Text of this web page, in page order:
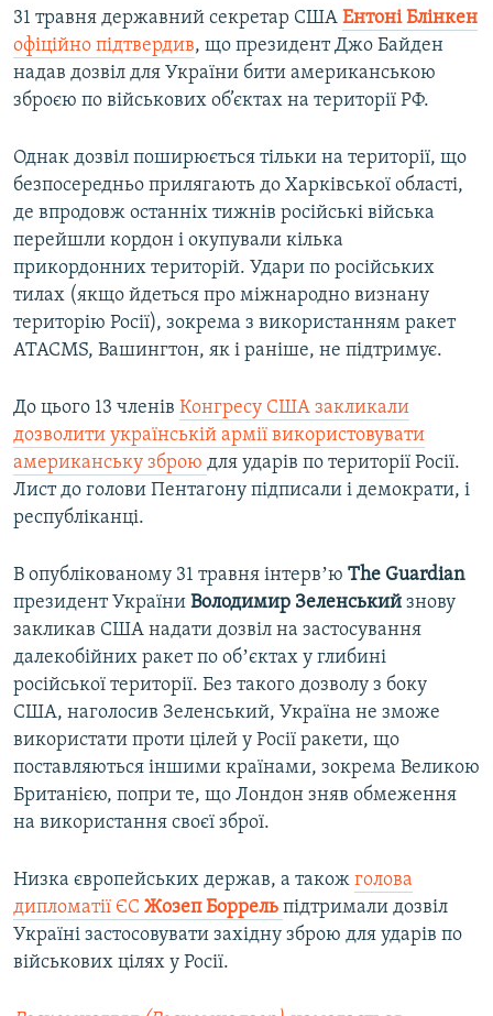
31 травня державний секретар США Ентоні Блінкен
офіційно підтвердив, що президент Джо Байден
надав дозвіл для України бити американською
зброєю по військових об’єктах на території РФ.
Однак дозвіл поширюється тільки на території, що
безпосередньо прилягають до Харківської області,
де впродовж останніх тижнів російські війська
перейшли кордон і окупували кілька
прикордонних територій. Удари по російських
тилах (якщо йдеться про міжнародно визнану
територію Росії), зокрема з використанням ракет
ATACMS, Вашингтон, як і раніше, не підтримує.
До цього 13 членів Конгресу США закликали
дозволити українській армії використовувати
американську зброю для ударів по території Росії.
Лист до голови Пентагону підписали і демократи, і
республіканці.
В опублікованому 31 травня інтервʼю The Guardian
президент України Володимир Зеленський знову
закликав США надати дозвіл на застосування
далекобійних ракет по обʼєктах у глибині
російської території. Без такого дозволу з боку
США, наголосив Зеленський, Україна не зможе
використати проти цілей у Росії ракети, що
поставляються іншими країнами, зокрема Великою
Британією, попри те, що Лондон зняв обмеження
на використання своєї зброї.
Низка європейських держав, а також голова
дипломатії ЄС Жозеп Боррель підтримали дозвіл
Україні застосовувати західну зброю для ударів по
військових цілях у Росії.